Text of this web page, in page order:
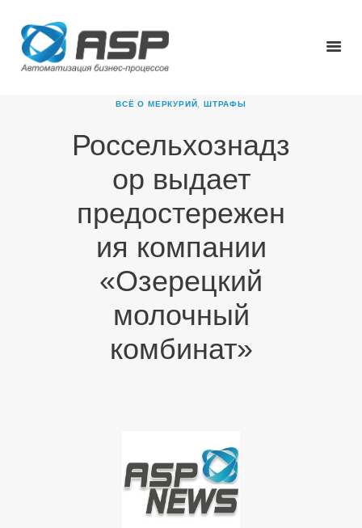
ВСЁ О МЕРКУРИЙ ШТРАФЫ
Россельхознадз
ор выдает
предостережен
ия компании
«Озерецкий
молочный
комбинат»
ГЛАВНАЯ
О КОМПАНИИ
НОВОСТИ
КАРЬЕРА
ПАРТНЕРЫ
КОНТАКТЫ